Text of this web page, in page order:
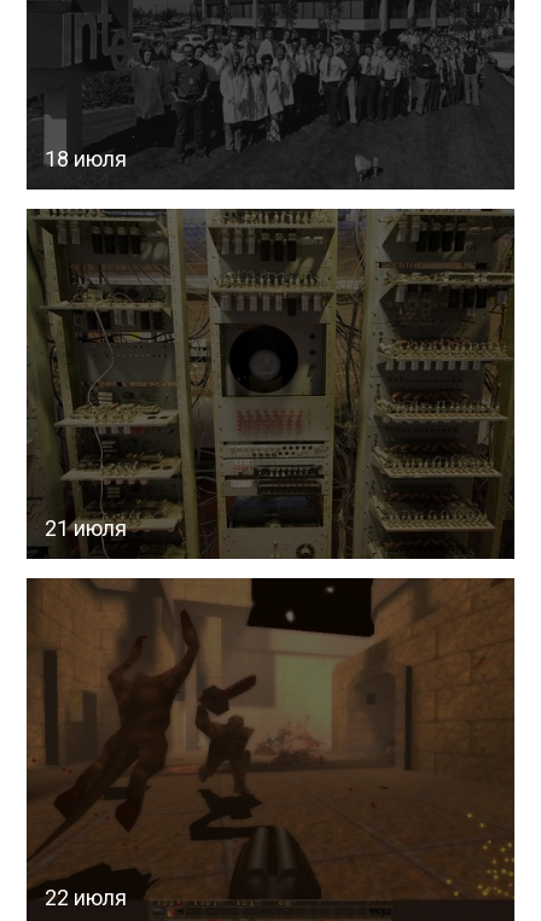
18 июля
21 июля
22 июля